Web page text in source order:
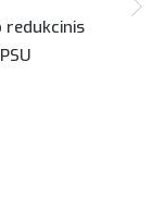
redukcinis